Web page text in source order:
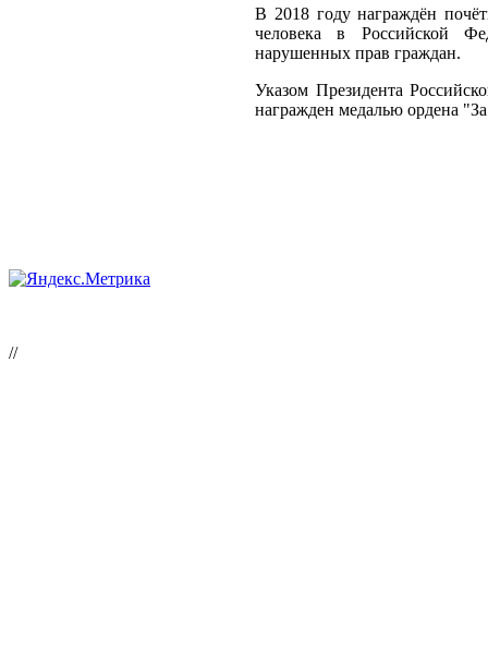
В 2018 году награждён
человека в Российской
нарушенных прав граждан.
Указом Президента
награжден медалью ордена
//